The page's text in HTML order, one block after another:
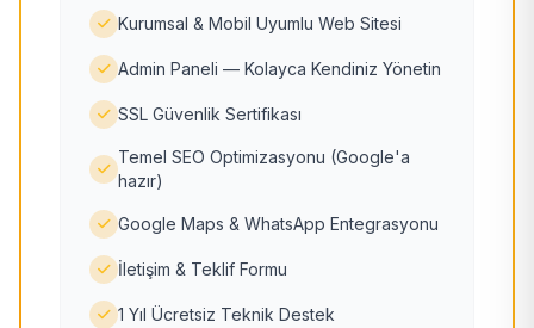
Kurumsal & Mobil Uyumlu Web Sitesi
Admin Paneli — Kolayca Kendiniz Yönetin
SSL Güvenlik Sertifikası
Temel SEO Optimizasyonu (Google'a
hazır)
Google Maps & WhatsApp Entegrasyonu
İletişim & Teklif Formu
1 Yıl Ücretsiz Teknik Destek